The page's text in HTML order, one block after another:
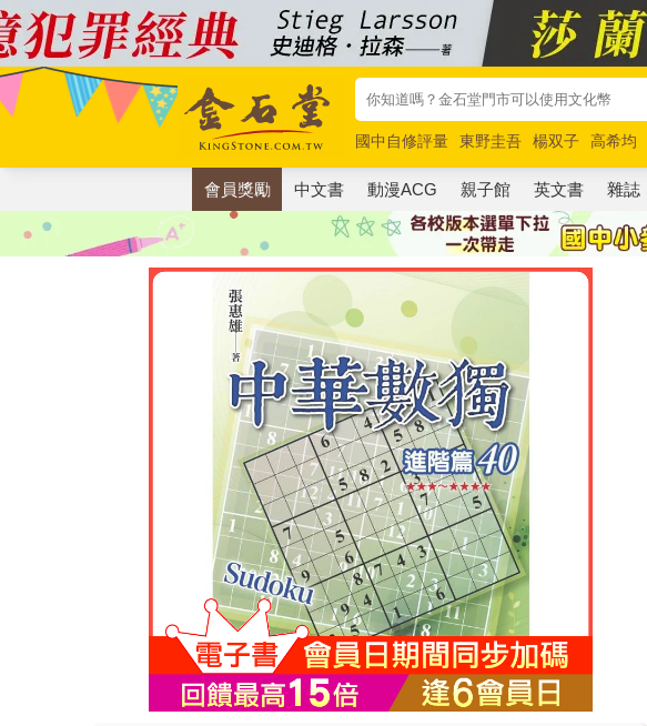
國中自修評量 東野圭吾 楊双子 高希均
唯紅花綻放
奧德賽 路邊攤新作 馬斯克
會員獎勵 中文書 動漫ACG 親子館 英文書 雜誌